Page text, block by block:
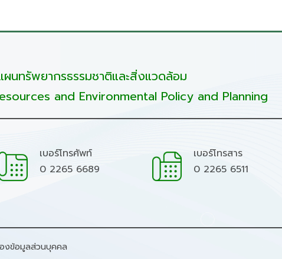
ผนทรัพยากรธรรมชาติและสิ่งแวดล้อม
and Environmental Policy and Planning
เบอร์โทรศัพท์
0 2265 6689
เบอร์โทรสาร
0 2265 6511
งข้อมูลส่วนบุคคล